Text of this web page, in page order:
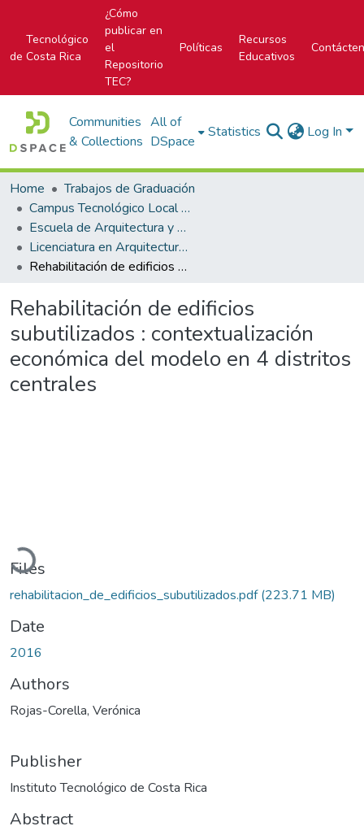
Tecnológico
de Costa Rica
¿Cómo
publicar en
el
Repositorio
TEC?
Políticas
Recursos
Educativos
Communities
& Collections
All of
DSpace
Statistics Log In
Home
Trabajos de Graduación
Campus Tecnológico Local San José
Escuela de Arquitectura y Urbanismo
Licenciatura en Arquitectura y Urbanismo
Rehabilitación de edificios subutilizados : contextualización económica del modelo en 4 distritos centrales
Rehabilitación de edificios
subutilizados : contextualización
económica del modelo en 4 distritos
centrales
Loading...
Files
rehabilitacion_de_edificios_subutilizados.pdf(223.71 MB)
Date
2016
Authors
Rojas-Corella, Verónica
Publisher
Instituto Tecnológico de Costa Rica
Abstract